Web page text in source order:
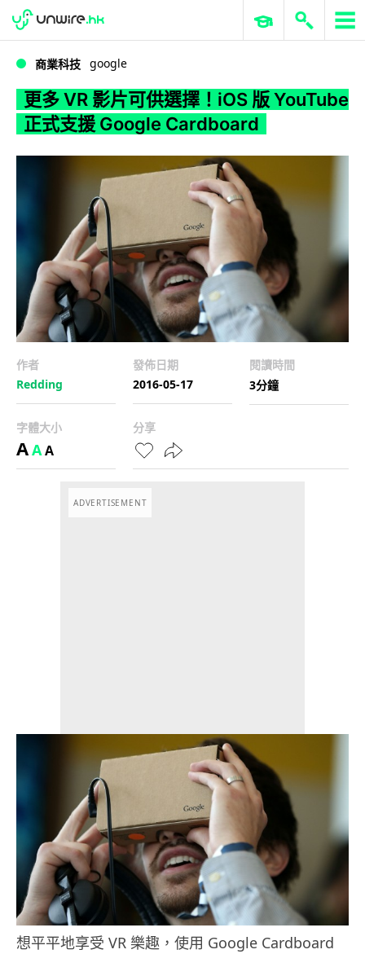
WWDC 2026 ERP 與商業 AI
商業科技 google
更多 VR 影片可供選擇！iOS 版 YouTube
正式支援 Google Cardboard
作者
Redding
發佈日期
2016-05-17
閱讀時間
3分鐘
字體大小
AAA
分享
ADVERTISEMENT
想平平地享受 VR 樂趣，使用 Google Cardboard